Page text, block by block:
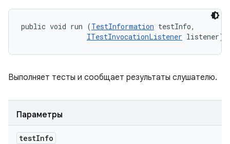
public void run (TestInformation testInfo,
ITestInvocationListener listener)
Выполняет тесты и сообщает результаты слушателю.
Параметры
testInfo